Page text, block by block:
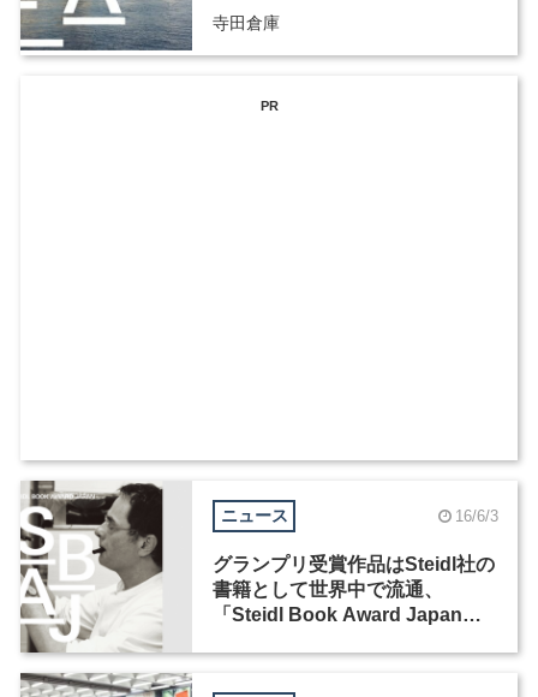
寺田倉庫
PR
ニュース 16/6/3
グランプリ受賞作品はSteidl社の
書籍として世界中で流通、
「Steidl Book Award Japan」